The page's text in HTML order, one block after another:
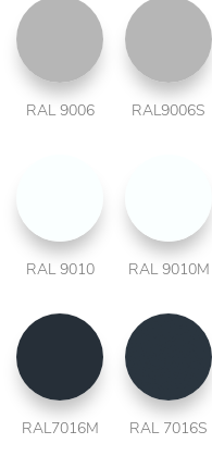
RAL 9006 RAL9006S
RAL 9010 RAL 9010M
RAL7016M RAL 7016S